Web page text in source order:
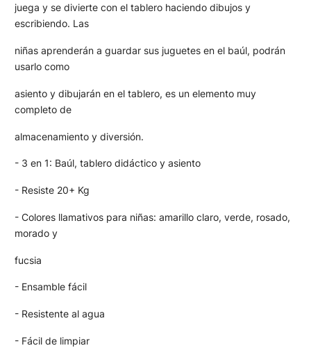
juega y se divierte con el tablero haciendo dibujos y
escribiendo. Las
niñas aprenderán a guardar sus juguetes en el baúl, podrán
usarlo como
asiento y dibujarán en el tablero, es un elemento muy
completo de
almacenamiento y diversión.
- 3 en 1: Baúl, tablero didáctico y asiento
- Resiste 20+ Kg
- Colores llamativos para niñas: amarillo claro, verde, rosado,
morado y
fucsia
- Ensamble fácil
- Resistente al agua
- Fácil de limpiar